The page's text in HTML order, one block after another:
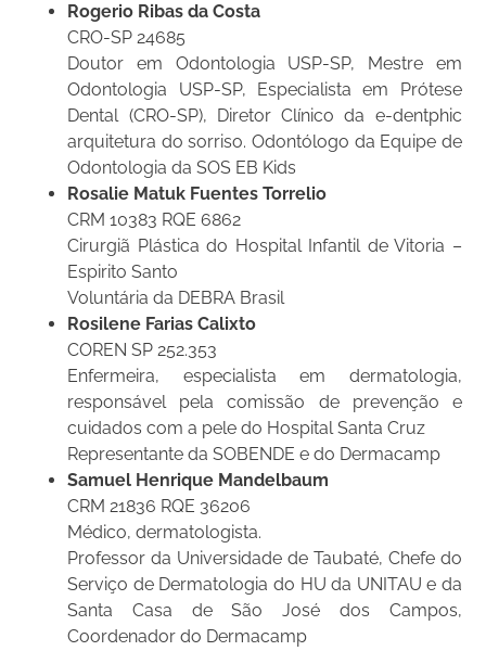
Rogerio Ribas da Costa
CRO-SP 24685
Doutor em Odontologia USP-SP, Mestre em
Odontologia USP-SP, Especialista em Prótese
Dental (CRO-SP), Diretor Clínico da e-dentphic
arquitetura do sorriso. Odontólogo da Equipe de
Odontologia da SOS EB Kids
Rosalie Matuk Fuentes Torrelio
CRM 10383 RQE 6862
Cirurgiã Plástica do Hospital Infantil de Vitoria –
Espirito Santo
Voluntária da DEBRA Brasil
Rosilene Farias Calixto
COREN SP 252.353
Enfermeira, especialista em dermatologia,
responsável pela comissão de prevenção e
cuidados com a pele do Hospital Santa Cruz
Representante da SOBENDE e do Dermacamp
Samuel Henrique Mandelbaum
CRM 21836 RQE 36206
Médico, dermatologista.
Professor da Universidade de Taubaté, Chefe do
Serviço de Dermatologia do HU da UNITAU e da
Santa Casa de São José dos Campos,
Coordenador do Dermacamp